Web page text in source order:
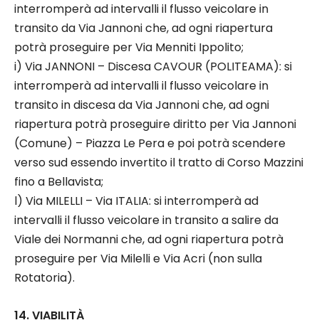
interromperà ad intervalli il flusso veicolare in
transito da Via Jannoni che, ad ogni riapertura
potrà proseguire per Via Menniti Ippolito;
i) Via JANNONI – Discesa CAVOUR (POLITEAMA): si
interromperà ad intervalli il flusso veicolare in
transito in discesa da Via Jannoni che, ad ogni
riapertura potrà proseguire diritto per Via Jannoni
(Comune) – Piazza Le Pera e poi potrà scendere
verso sud essendo invertito il tratto di Corso Mazzini
fino a Bellavista;
l) Via MILELLI – Via ITALIA: si interromperà ad
intervalli il flusso veicolare in transito a salire da
Viale dei Normanni che, ad ogni riapertura potrà
proseguire per Via Milelli e Via Acri (non sulla
Rotatoria).
14. VIABILITÀ